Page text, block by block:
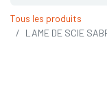
Tous les produits
LAME DE SCIE